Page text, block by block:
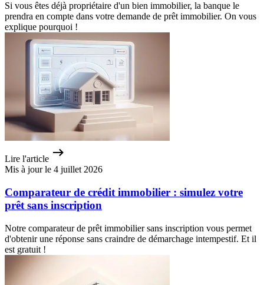
Si vous êtes déjà propriétaire d'un bien immobilier, la banque le
prendra en compte dans votre demande de prêt immobilier. On vous
explique pourquoi !
Lire l'article
Mis à jour le 4 juillet 2026
Comparateur de crédit immobilier : simulez votre
prêt sans inscription
Notre comparateur de prêt immobilier sans inscription vous permet
d'obtenir une réponse sans craindre de démarchage intempestif. Et il
est gratuit !